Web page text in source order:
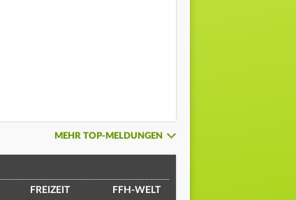
MEHR TOP-MELDUNGEN
FREIZEIT FFH-WELT